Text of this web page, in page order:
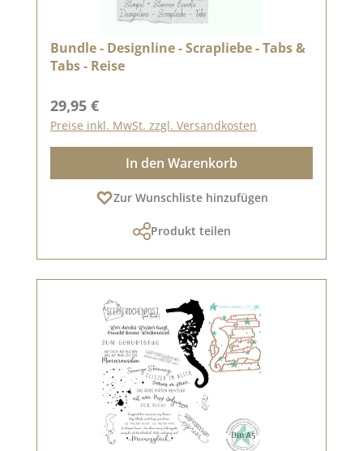
Bundle - Designline - Scrapliebe - Tabs &
Tabs - Reise
Regulärer Preis:
29,95 €
Preise inkl. MwSt. zzgl. Versandkosten
In den Warenkorb
Zur Wunschliste hinzufügen
Produkt teilen